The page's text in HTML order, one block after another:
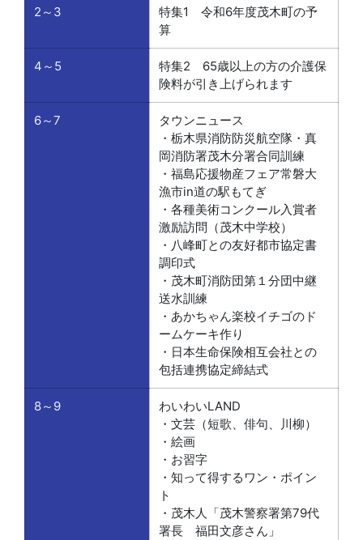
2～3
特集1 令和6年度茂木町の予
算
4～5
特集2 65歳以上の方の介護保
険料が引き上げられます
6～7
タウンニュース
・栃木県消防防災航空隊・真
岡消防署茂木分署合同訓練
・福島応援物産フェア常磐大
漁市in道の駅もてぎ
・各種美術コンクール入賞者
激励訪問（茂木中学校）
・八峰町との友好都市協定書
調印式
・茂木町消防団第１分団中継
送水訓練
・あかちゃん楽校イチゴのド
ームケーキ作り
・日本生命保険相互会社との
包括連携協定締結式
8～9
わいわいLAND
・文芸（短歌、俳句、川柳）
・絵画
・お習字
・知って得するワン・ポイン
ト
・茂木人「茂木警察署第79代
署長 福田文彦さん」